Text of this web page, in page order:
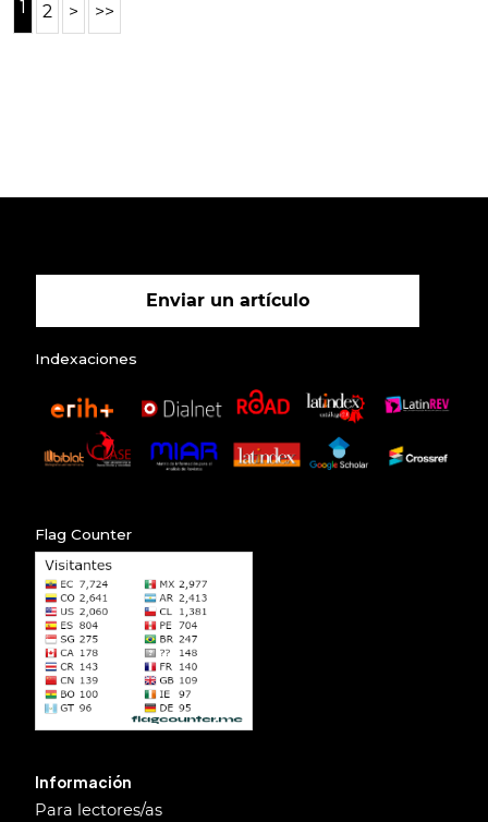
1 2 > >>
Enviar un artículo
Indexaciones
Flag Counter
Información
Para lectores/as